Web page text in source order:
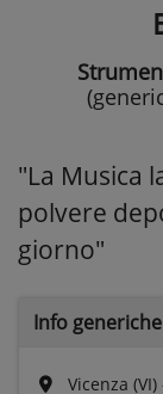
"La Musica
polvere
giorno"
Info generiche
Vicenza (VI)